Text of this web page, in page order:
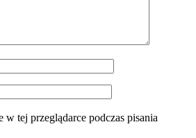
w tej przeglądarce podczas pisania